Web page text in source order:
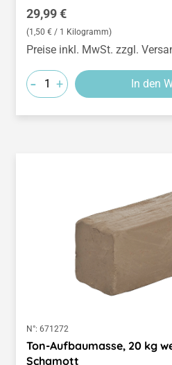
Regulärer Preis:
29,99 €
(1,50 € / 1 Kilogramm)
Preise inkl. MwSt. zzgl.
- + In den
N°: 671272
Ton-Aufbaumasse, 20 kg
Schamott